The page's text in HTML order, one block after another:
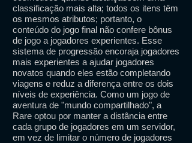
classificação mais alta; todos os itens têm
os mesmos atributos; portanto, o
conteúdo do jogo final não confere bônus
de jogo a jogadores experientes. Esse
sistema de progressão encoraja jogadores
mais experientes a ajudar jogadores
novatos quando eles estão completando
viagens e reduz a diferença entre os dois
níveis de experiência. Como um jogo de
aventura de "mundo compartilhado", a
Rare optou por manter a distância entre
cada grupo de jogadores em um servidor,
em vez de limitar o número de jogadores